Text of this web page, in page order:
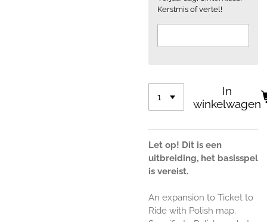
Kerstmis of vertel!
In
winkelwagen
Let op! Dit is een
uitbreiding, het basisspel
is vereist.
An expansion to Ticket to
Ride with Polish map.